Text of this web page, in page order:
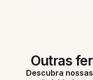
Outras
Descubra